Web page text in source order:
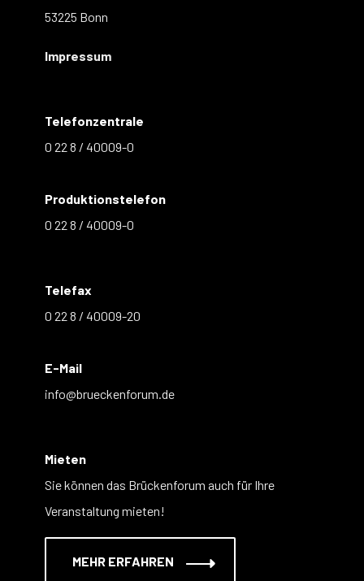
53225 Bonn
Impressum
Telefonzentrale
0 22 8 / 40009-0
Produktionstelefon
0 22 8 / 40009-0
Telefax
0 22 8 / 40009-20
E-Mail
info@brueckenforum.de
Mieten
Sie können das Brückenforum auch für Ihre
Veranstaltung mieten!
MEHR ERFAHREN